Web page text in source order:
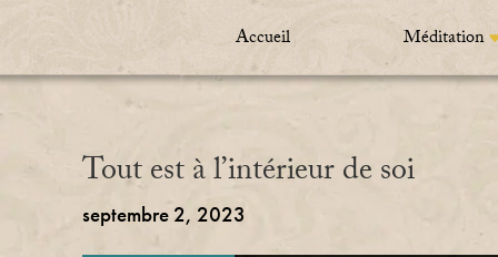
Accueil Méditation
Tout est à l’intérieur de soi
septembre 2, 2023